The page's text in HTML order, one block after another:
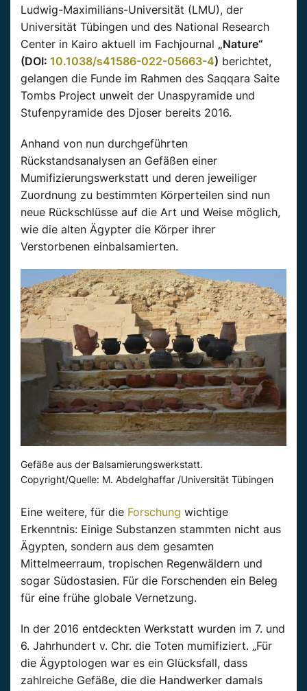
Ludwig-Maximilians-Universität (LMU), der
Universität Tübingen und des National Research
Center in Kairo aktuell im Fachjournal „Nature“
(DOI: 10.1038/s41586-022-05663-4) berichtet,
gelangen die Funde im Rahmen des Saqqara Saite
Tombs Project unweit der Unaspyramide und
Stufenpyramide des Djoser bereits 2016.
Anhand von nun durchgeführten
Rückstandsanalysen an Gefäßen einer
Mumifizierungswerkstatt und deren jeweiliger
Zuordnung zu bestimmten Körperteilen sind nun
neue Rückschlüsse auf die Art und Weise möglich,
wie die alten Ägypter die Körper ihrer
Verstorbenen einbalsamierten.
Gefäße aus der Balsamierungswerkstatt.
Copyright/Quelle: M. Abdelghaffar /Universität Tübingen
Eine weitere, für die Forschung wichtige
Erkenntnis: Einige Substanzen stammten nicht aus
Ägypten, sondern aus dem gesamten
Mittelmeerraum, tropischen Regenwäldern und
sogar Südostasien. Für die Forschenden ein Beleg
für eine frühe globale Vernetzung.
In der 2016 entdeckten Werkstatt wurden im 7. und
6. Jahrhundert v. Chr. die Toten mumifiziert. „Für
die Ägyptologen war es ein Glücksfall, dass
zahlreiche Gefäße, die die Handwerker damals